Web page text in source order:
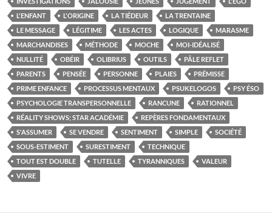
L'ENFANT
L'ORIGINE LA TIÉDEUR
LA TRENTAINE
LE MESSAGE
LÉGITIME LES ACTES LOGIQUE
MARASME
MARCHANDISES
MÉTHODE MOCHE
MOI-IDÉALISÉ
NULLITÉ
OBÉIR OLIBRIUS OUTILS
PÂLE REFLET
PARENTS
PENSÉE PERSONNE PLAIES
PRÉMISSE
PRIME ENFANCE
PROCESSUS MENTAUX PSUKELOGOS
PSY ÉSO
PSYCHOLOGIE TRANSPERSONNELLE
RANCUNE
RATIONNEL
RÉALITY SHOWS; STAR ACADÉMIE
REPÈRES FONDAMENTAUX
S'ASSUMER
SE VENDRE SENTIMENT SIMPLE
SOCIÉTÉ
SOUS-ESTIMENT
SURESTIMENT
TECHNIQUE
TOUT EST DOUBLE
TUTELLE TYRANNIQUES
VALEUR
VIVRE